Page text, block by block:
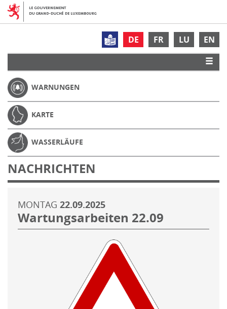
DE FR LU EN
WARNUNGEN
KARTE
WASSERLÄUFE
NACHRICHTEN
MONTAG 22.09.2025
Wartungsarbeiten 22.09